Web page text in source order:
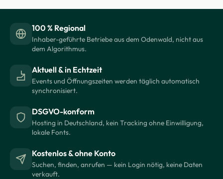
100 % Regional
Inhaber-geführte Betriebe aus dem Odenwald, nicht aus
dem Algorithmus.
Aktuell & in Echtzeit
Events und Öffnungszeiten werden täglich automatisch
synchronisiert.
DSGVO-konform
Hosting in Deutschland, kein Tracking ohne Einwilligung,
lokale Fonts.
Kostenlos & ohne Konto
Suchen, finden, anrufen — kein Login nötig, keine Daten
verkauft.